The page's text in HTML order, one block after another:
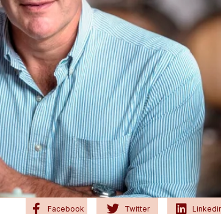
Facebook Twitter